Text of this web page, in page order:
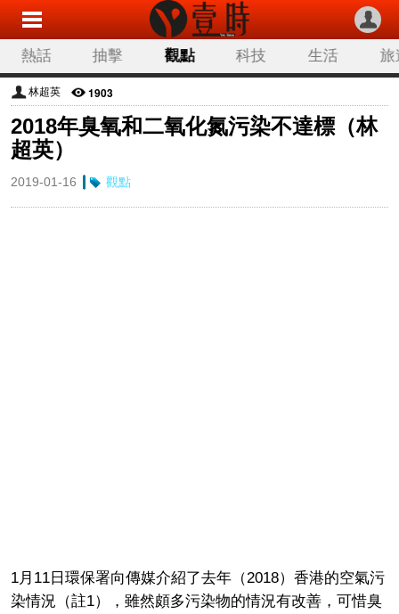
熱話 抽擊 觀點 科技 生活 旅
林超英 1903
2018年臭氧和二氧化氮污染不達標（林
超英）
2019-01-16 觀點
1月11日環保署向傳媒介紹了去年（2018）香港的空氣污
染情況（註1），雖然頗多污染物的情況有改善，可惜臭